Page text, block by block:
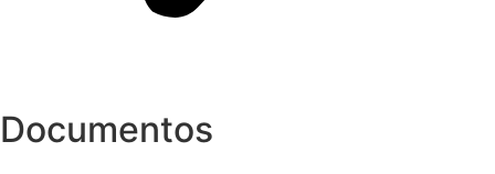
Documentos